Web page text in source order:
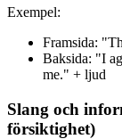
Exempel:
Framsida:
Baksida: "I
me." + ljud
Slang och
försiktighet)